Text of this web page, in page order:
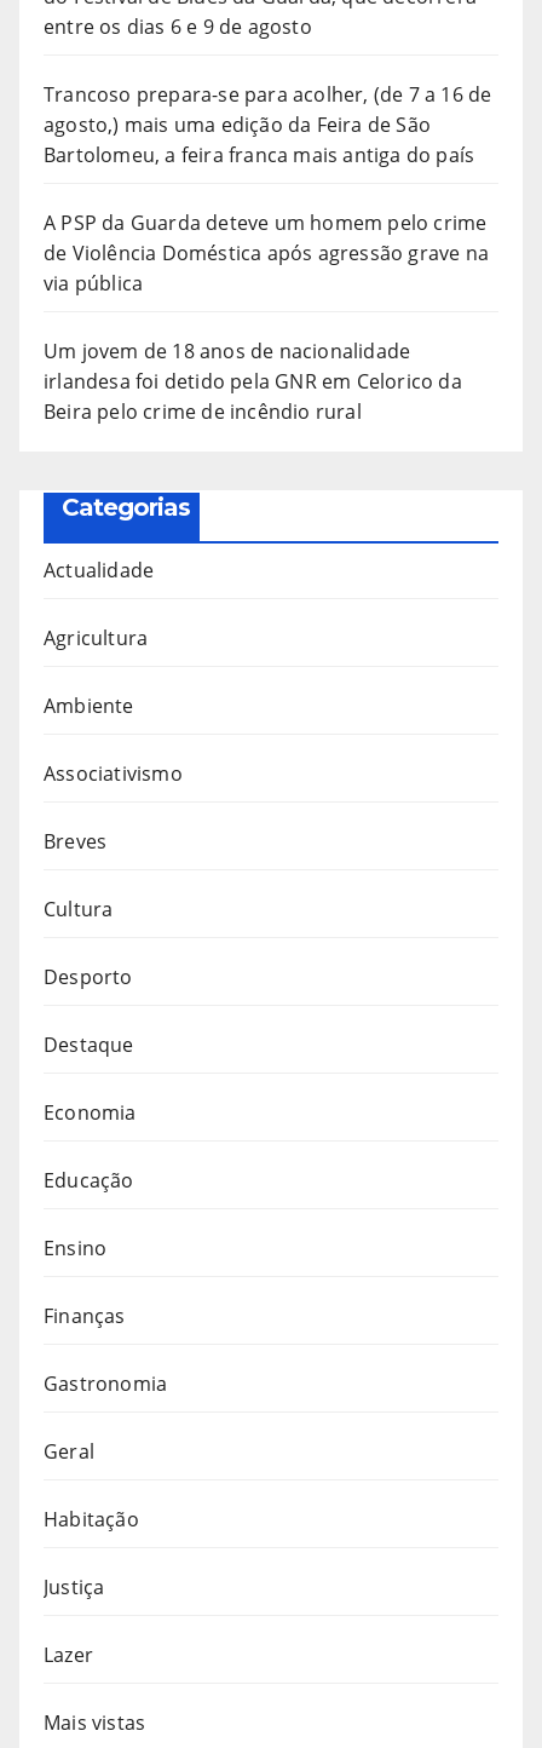
entre os dias 6 e 9 de agosto
Trancoso prepara-se para acolher, (de 7 a 16 de
agosto,) mais uma edição da Feira de São
Bartolomeu, a feira franca mais antiga do país
A PSP da Guarda deteve um homem pelo crime
de Violência Doméstica após agressão grave na
via pública
Um jovem de 18 anos de nacionalidade
irlandesa foi detido pela GNR em Celorico da
Beira pelo crime de incêndio rural
Categorias
Actualidade
Agricultura
Ambiente
Associativismo
Breves
Cultura
Desporto
Destaque
Economia
Educação
Ensino
Finanças
Gastronomia
Geral
Habitação
Justiça
Lazer
Mais vistas